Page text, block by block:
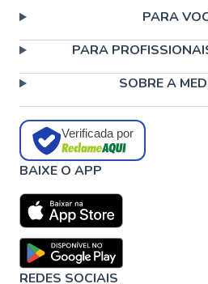
PARA
PARA
SOBRE A
Verificada por
BAIXE O APP
REDES SOCIAIS